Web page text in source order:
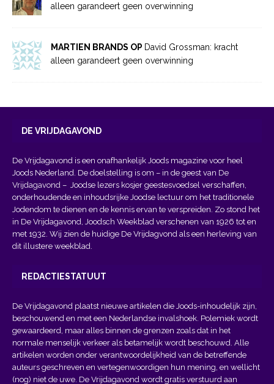
alleen garandeert geen overwinning
MARTIEN BRANDS OP David Grossman: kracht
alleen garandeert geen overwinning
DE VRIJDAGAVOND
De Vrijdagavond is een onafhankelijk Joods magazine voor heel
Joods Nederland. De doelstelling is om – in de geest van De
Vrijdagavond – Joodse lezers kosjer geestesvoedsel verschaffen,
onderhoudende en inhoudsrijke Joodse lectuur om het traditionele
Jodendom te dienen en de kennis ervan te verspreiden. Zo stond het
in De Vrijdagavond, Joodsch Weekblad verschenen van 1926 tot en
met 1932. Wij zien de huidige De Vrijdagvond als een herleving van
dit illustere weekblad.
REDACTIESTATUUT
De Vrijdagavond plaatst nieuwe artikelen die Joods-inhoudelijk zijn,
beschouwend en met een Nederlandse invalshoek. Polemiek wordt
gewaardeerd, maar alles binnen de grenzen zoals dat in het
normale menselijk verkeer als betamelijk wordt beschouwd. Alle
artikelen worden onder verantwoordelijkheid van de betreffende
auteurs geschreven en vertegenwoordigen hun mening, en wellicht
(nog) niet de uwe. De Vrijdagavond wordt gratis verstuurd aan